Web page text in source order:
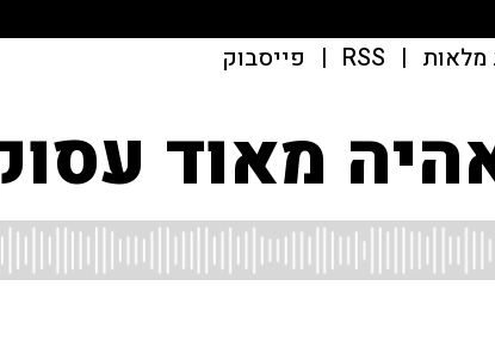
מלאות |
RSS
| פייסבוק
מאוד